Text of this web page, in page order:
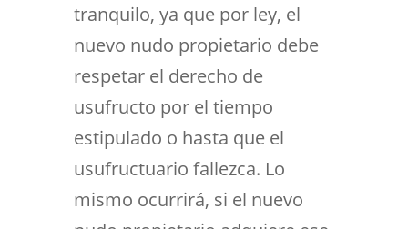
tranquilo, ya que por ley, el
nuevo nudo propietario debe
respetar el derecho de
usufructo por el tiempo
estipulado o hasta que el
usufructuario fallezca. Lo
mismo ocurrirá, si el nuevo